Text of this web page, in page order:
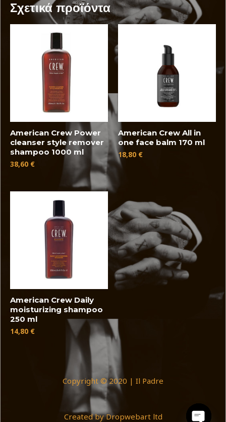
Σχετικά προϊόντα
American Crew Power
cleanser style remover
shampoo 1000 ml
38,60 €
American Crew All in
one face balm 170 ml
18,80 €
American Crew Daily
moisturizing shampoo
250 ml
14,80 €
Copyright © 2020 | Il Padre
Created by Dropwebart ltd